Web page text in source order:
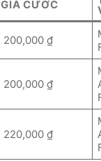
GIÁ CƯỚC
200,000 ₫
200,000 ₫
220,000 ₫